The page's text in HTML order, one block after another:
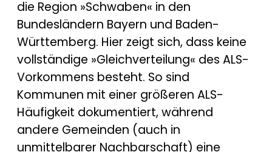
die Region »Schwaben« in den
Bundesländern Bayern und Baden-
Württemberg. Hier zeigt sich, dass keine
vollständige »Gleichverteilung« des ALS-
Vorkommens besteht. So sind
Kommunen mit einer größeren ALS-
Häufigkeit dokumentiert, während
andere Gemeinden (auch in
unmittelbarer Nachbarschaft) eine